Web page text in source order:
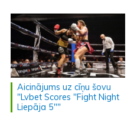
Aicinājums uz cīņu šovu
"Lvbet Scores "Fight Night
Liepāja 5""